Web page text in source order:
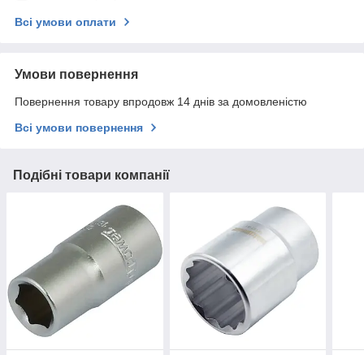
Всі умови оплати
Умови повернення
Повернення товару впродовж 14 днів за домовленістю
Всі умови повернення
Подібні товари компанії